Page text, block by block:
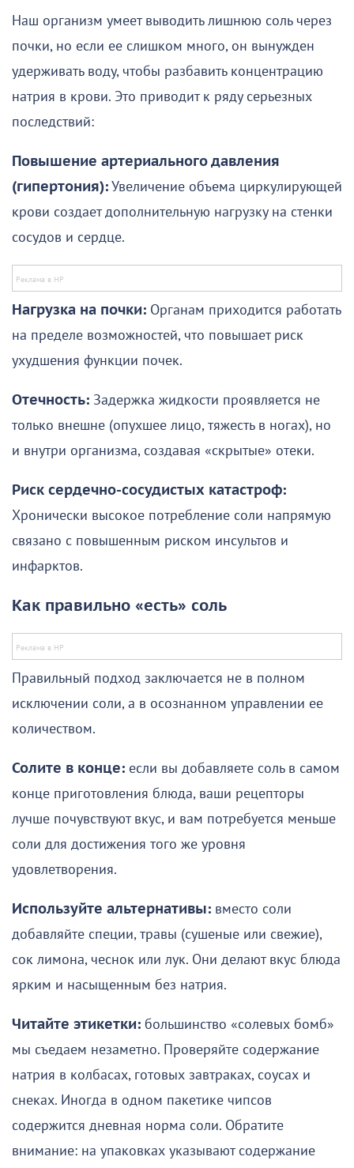
Наш организм умеет выводить лишнюю соль через
почки, но если ее слишком много, он вынужден
удерживать воду, чтобы разбавить концентрацию
натрия в крови. Это приводит к ряду серьезных
последствий:
Повышение артериального давления
(гипертония):Увеличение объема циркулирующей
крови создает дополнительную нагрузку на стенки
сосудов и сердце.
Нагрузка на почки: Органам приходится работать
на пределе возможностей, что повышает риск
ухудшения функции почек.
Отечность: Задержка жидкости проявляется не
только внешне (опухшее лицо, тяжесть в ногах), но
и внутри организма, создавая «скрытые» отеки.
Риск сердечно-сосудистых катастроф:
Хронически высокое потребление соли напрямую
связано с повышенным риском инсультов и
инфарктов.
Как правильно «есть» соль
Правильный подход заключается не в полном
исключении соли, а в осознанном управлении ее
количеством.
Солите в конце: если вы добавляете соль в самом
конце приготовления блюда, ваши рецепторы
лучше почувствуют вкус, и вам потребуется меньше
соли для достижения того же уровня
удовлетворения.
Используйте альтернативы: вместо соли
добавляйте специи, травы (сушеные или свежие),
сок лимона, чеснок или лук. Они делают вкус блюда
ярким и насыщенным без натрия.
Читайте этикетки: большинство «солевых бомб»
мы съедаем незаметно. Проверяйте содержание
натрия в колбасах, готовых завтраках, соусах и
снеках. Иногда в одном пакетике чипсов
содержится дневная норма соли. Обратите
внимание: на упаковках указывают содержание